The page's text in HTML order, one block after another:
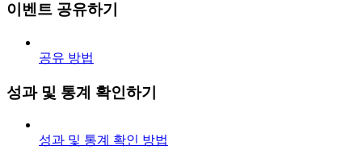
이벤트 공유하기
공유 방법
성과 및 통계 확인하기
성과 및 통계 확인 방법